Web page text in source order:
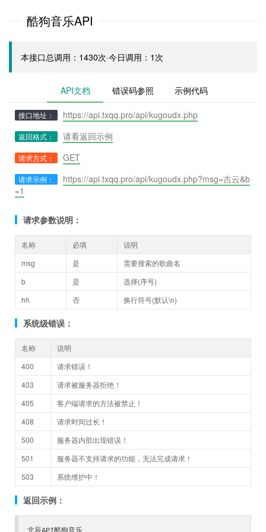
酷狗音乐API
本接口总调用：1430次·今日调用：1次
API文档 错误码参照 示例代码
接口地址： https://api.txqq.pro/api/kugoudx.php
返回格式： 请看返回示例
请求方式： GET
请求示例：
https://api.txqq.pro/api/kugoudx.php?msg=吉云&b
=1
请求参数说明：
名称 必填
说明
msg
是
需要搜索的歌曲名
b
是
选择(序号)
hh
否 换行符号(默认\n)
系统级错误：
名称
说明
400
请求错误！
403
请求被服务器拒绝！
405
客户端请求的方法被禁止！
408
请求时间过长！
500
服务器内部出现错误！
501
服务器不支持请求的功能，无法完成请求！
503
系统维护中！
返回示例：